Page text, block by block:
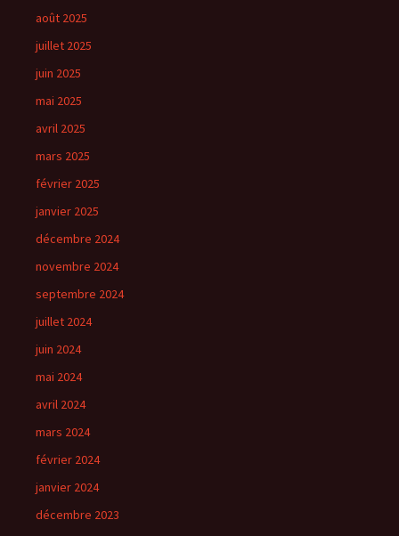
août 2025
juillet 2025
juin 2025
mai 2025
avril 2025
mars 2025
février 2025
janvier 2025
décembre 2024
novembre 2024
septembre 2024
juillet 2024
juin 2024
mai 2024
avril 2024
mars 2024
février 2024
janvier 2024
décembre 2023